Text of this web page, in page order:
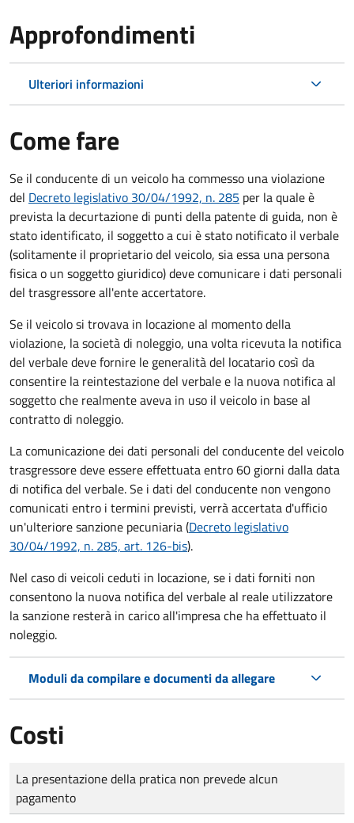
Approfondimenti
Ulteriori informazioni
Come fare
Se il conducente di un veicolo ha commesso una violazione
del Decreto legislativo 30/04/1992, n. 285 per la quale è
prevista la decurtazione di punti della patente di guida, non è
stato identificato, il soggetto a cui è stato notificato il verbale
(solitamente il proprietario del veicolo, sia essa una persona
fisica o un soggetto giuridico) deve comunicare i dati personali
del trasgressore all'ente accertatore.
Se il veicolo si trovava in locazione al momento della
violazione, la società di noleggio, una volta ricevuta la notifica
del verbale deve fornire le generalità del locatario così da
consentire la reintestazione del verbale e la nuova notifica al
soggetto che realmente aveva in uso il veicolo in base al
contratto di noleggio.
La comunicazione dei dati personali del conducente del veicolo
trasgressore deve essere effettuata entro 60 giorni dalla data
di notifica del verbale.Se i dati del conducente non vengono
comunicati entro i termini previsti, verrà accertata d'ufficio
un'ulteriore sanzione pecuniaria (Decreto legislativo
30/04/1992, n. 285, art. 126-bis).
Nel caso di veicoli ceduti in locazione, se i dati forniti non
consentono la nuova notifica del verbale al reale utilizzatore
la sanzione resterà in carico all'impresa che ha effettuato il
noleggio.
Moduli da compilare e documenti da allegare
Costi
Tipo di pagamento
Importo
La presentazione della pratica non prevede alcun
pagamento